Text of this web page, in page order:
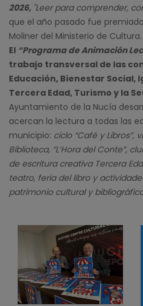
2026, "Leer para comprender,
que el año pasado fue
Moliner del Ministerio de Cultura.
El “Programa de Animación
trabajo transversal de las
Educación, Bienestar Social,
Tercera Edad, Turismo y la
Ayuntamiento de la Nucía
acercan la lectura a todas las
municipio: ciclo “Café y Libros”,
Biblioteca, “L’Hora del Conte”,
de escritura creativa Tercera
teatro, feria del libro y
patrimonio cultural y